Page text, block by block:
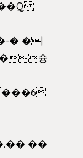
� �|
슝
��